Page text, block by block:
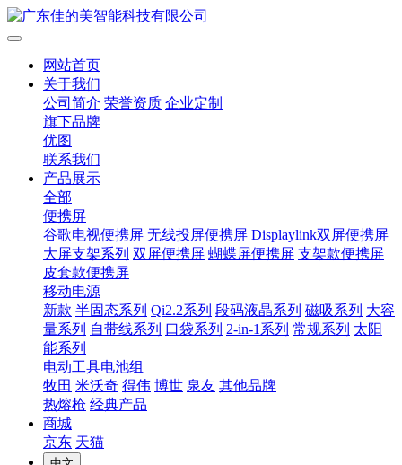
网站首页
关于我们
公司简介 荣誉资质 企业定制
旗下品牌
优图
联系我们
产品展示
全部
便携屏
谷歌电视便携屏 无线投屏便携屏 Displaylink双屏便携屏
大屏支架系列 双屏便携屏 蝴蝶屏便携屏 支架款便携屏
皮套款便携屏
移动电源
新款 半固态系列 Qi2.2系列 段码液晶系列 磁吸系列 大容
量系列 自带线系列 口袋系列 2-in-1系列 常规系列 太阳
能系列
电动工具电池组
牧田 米沃奇 得伟 博世 泉友 其他品牌
热熔枪 经典产品
商城
京东 天猫